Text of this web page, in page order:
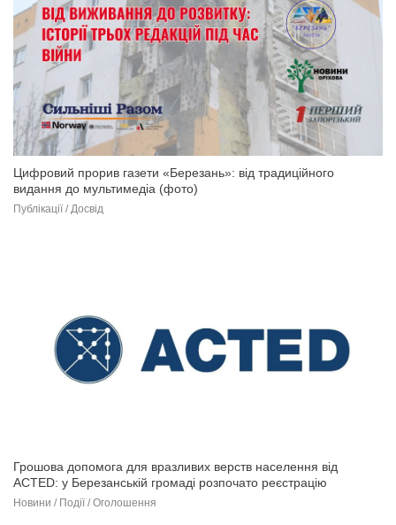
Цифровий прорив газети «Березань»: від традиційного
видання до мультимедіа (фото)
Публікації / Досвід
Грошова допомога для вразливих верств населення від
ACTED: у Березанській громаді розпочато реєстрацію
Новини / Події / Оголошення